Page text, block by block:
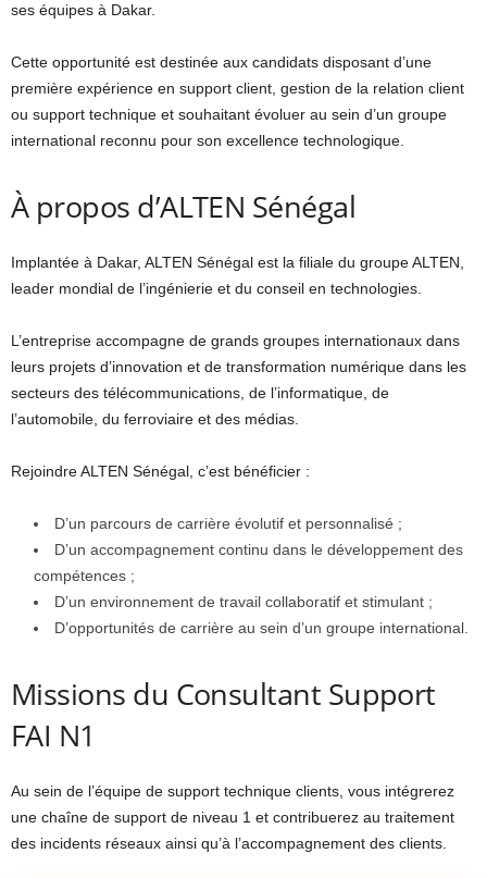
ses équipes à Dakar.
Cette opportunité est destinée aux candidats disposant d’une
première expérience en support client, gestion de la relation client
ou support technique et souhaitant évoluer au sein d’un groupe
international reconnu pour son excellence technologique.
À propos d’ALTEN Sénégal
Implantée à Dakar, ALTEN Sénégal est la filiale du groupe ALTEN,
leader mondial de l’ingénierie et du conseil en technologies.
L’entreprise accompagne de grands groupes internationaux dans
leurs projets d’innovation et de transformation numérique dans les
secteurs des télécommunications, de l’informatique, de
l’automobile, du ferroviaire et des médias.
Rejoindre ALTEN Sénégal, c’est bénéficier :
D’un parcours de carrière évolutif et personnalisé ;
D’un accompagnement continu dans le développement des
compétences ;
D’un environnement de travail collaboratif et stimulant ;
D’opportunités de carrière au sein d’un groupe international.
Missions du Consultant Support
FAI N1
Au sein de l’équipe de support technique clients, vous intégrerez
une chaîne de support de niveau 1 et contribuerez au traitement
des incidents réseaux ainsi qu’à l’accompagnement des clients.